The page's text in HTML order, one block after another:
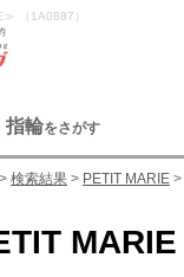
（1A0887）
指輪をさがす
検索結果 PETIT MARIE
MARIE